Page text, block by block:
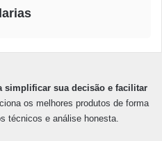
simplificar sua decisão e facilitar
os melhores produtos de forma
técnicos e análise honesta.